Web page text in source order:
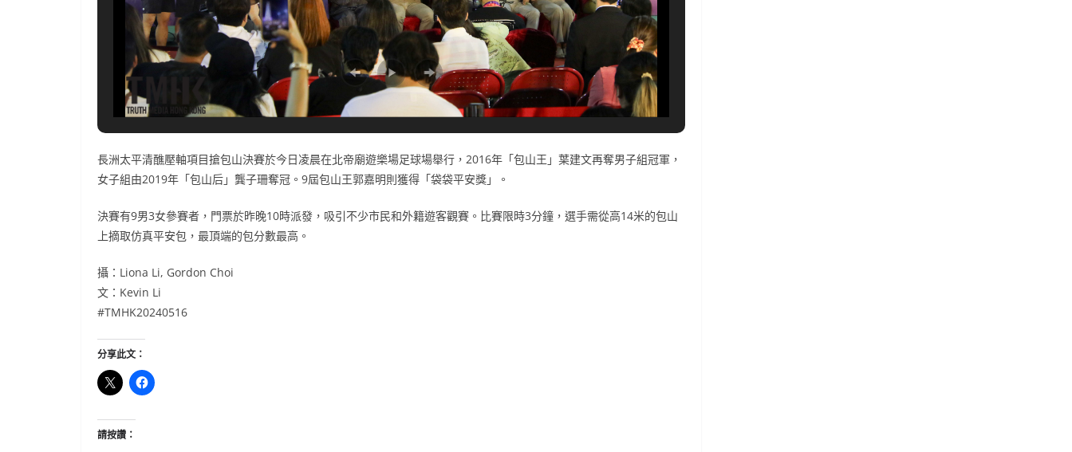
長洲太平清醮壓軸項目搶包山決賽於今日凌晨在北帝廟遊樂場足球場舉行，2016年「包山王」葉建文再奪男子組冠軍，
女子組由2019年「包山后」龔子珊奪冠。9屆包山王郭嘉明則獲得「袋袋平安獎」。
決賽有9男3女參賽者，門票於昨晚10時派發，吸引不少市民和外籍遊客觀賽。比賽限時3分鐘，選手需從高14米的包山
上摘取仿真平安包，最頂端的包分數最高。
攝：Liona Li, Gordon Choi
文：Kevin Li
#TMHK20240516
分享此文：
請按讚：